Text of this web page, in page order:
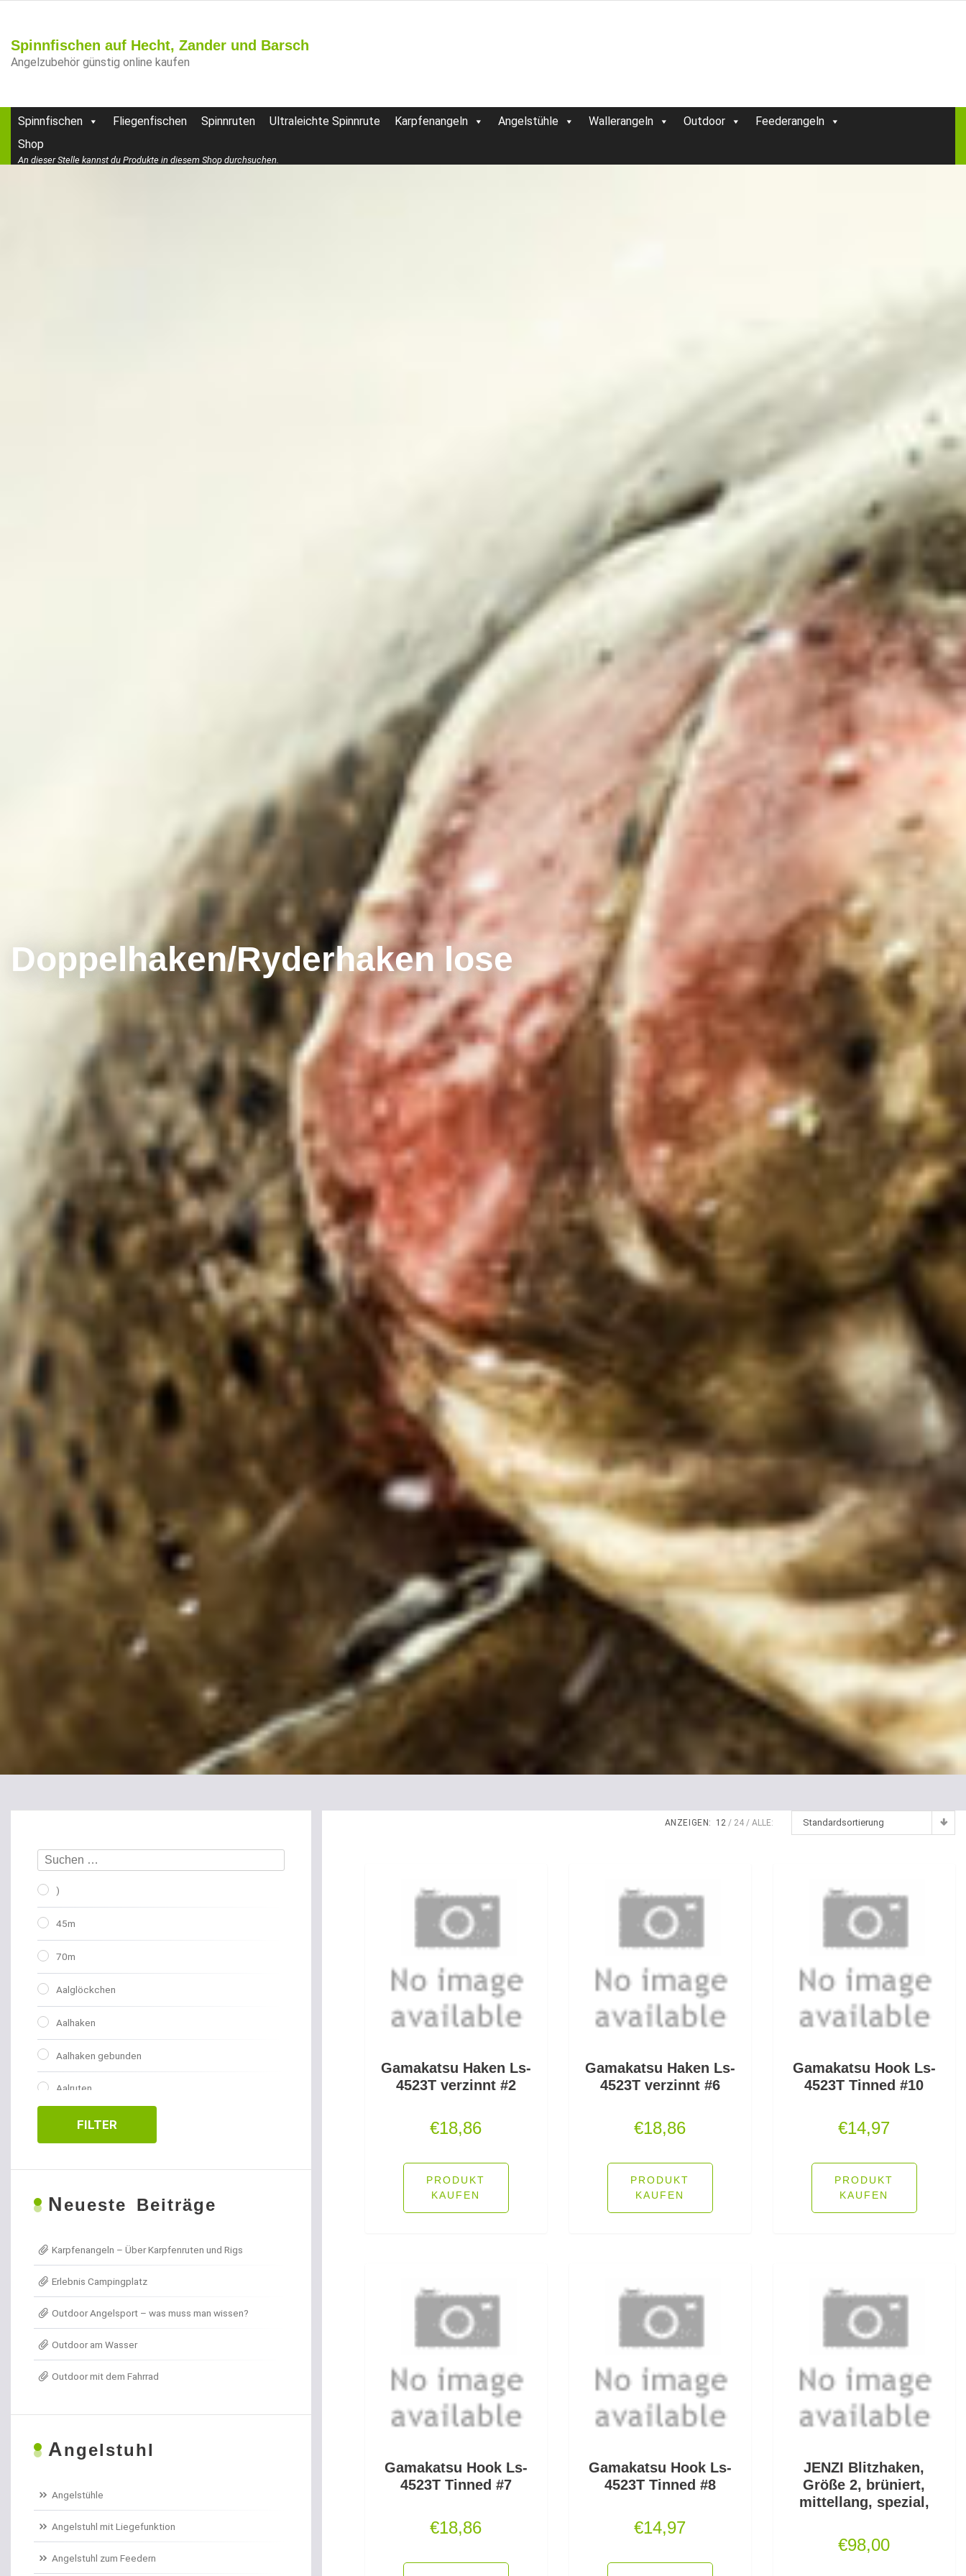
Spinnfischen auf Hecht, Zander und Barsch
Angelzubehör günstig online kaufen
Spinnfischen Fliegenfischen Spinnruten Ultraleichte Spinnrute Karpfenangeln Angelstühle Wallerangeln Outdoor
Feederangeln
Shop
An dieser Stelle kannst du Produkte in diesem Shop durchsuchen.
Doppelhaken/Ryderhaken lose
Standardsortierung
ANZEIGEN: 12 24 ALLE:
Gamakatsu Haken Ls-
4523T verzinnt #2
€18,86
PRODUKT
KAUFEN
Gamakatsu Haken Ls-
4523T verzinnt #6
€18,86
PRODUKT
KAUFEN
Gamakatsu Hook Ls-
4523T Tinned #10
€14,97
PRODUKT
KAUFEN
Gamakatsu Hook Ls-
4523T Tinned #7
€18,86
Gamakatsu Hook Ls-
4523T Tinned #8
€14,97
JENZI Blitzhaken,
Größe 2, brüniert,
mittellang, spezial,
€98,00
)
45m
70m
Aalglöckchen
Aalhaken
Aalhaken gebunden
Aalruten
Abhakmatten
Angel- / Jagd- & Outdoormesser
Angelkoffer
Angelrollen für das Forellenangeln
Angelschnur Dorsch
Angelschnur Feedern
FILTER
Neueste Beiträge
Karpfenangeln – Über Karpfenruten und Rigs
Erlebnis Campingplatz
Outdoor Angelsport – was muss man wissen?
Outdoor am Wasser
Outdoor mit dem Fahrrad
Angelstuhl
Angelstühle
Angelstuhl mit Liegefunktion
Angelstuhl zum Feedern